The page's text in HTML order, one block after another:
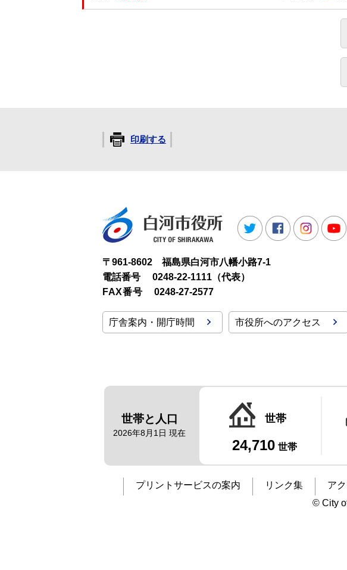
印刷する
白河市役所
Twitter Facebook
〒961-8602 福島県白河市八幡小路7-1
電話番号
0248-22-1111（代表）
FAX番号
0248-27-2577
庁舎案内・開庁時間 市役所へのアクセス
世帯と人口
2026年8月1日 現在
世帯
24,710 世帯
プリントサービスの案内 リンク集 ア
© City